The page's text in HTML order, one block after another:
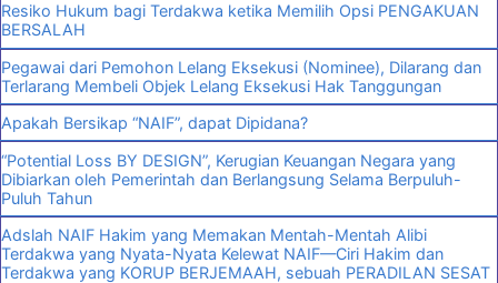
Resiko Hukum bagi Terdakwa ketika Memilih Opsi PENGAKUAN
BERSALAH
Pegawai dari Pemohon Lelang Eksekusi (Nominee), Dilarang dan
Terlarang Membeli Objek Lelang Eksekusi Hak Tanggungan
Apakah Bersikap “NAIF”, dapat Dipidana?
“Potential Loss BY DESIGN”, Kerugian Keuangan Negara yang
Dibiarkan oleh Pemerintah dan Berlangsung Selama Berpuluh-
Puluh Tahun
Adslah NAIF Hakim yang Memakan Mentah-Mentah Alibi
Terdakwa yang Nyata-Nyata Kelewat NAIF—Ciri Hakim dan
Terdakwa yang KORUP BERJEMAAH, sebuah PERADILAN SESAT